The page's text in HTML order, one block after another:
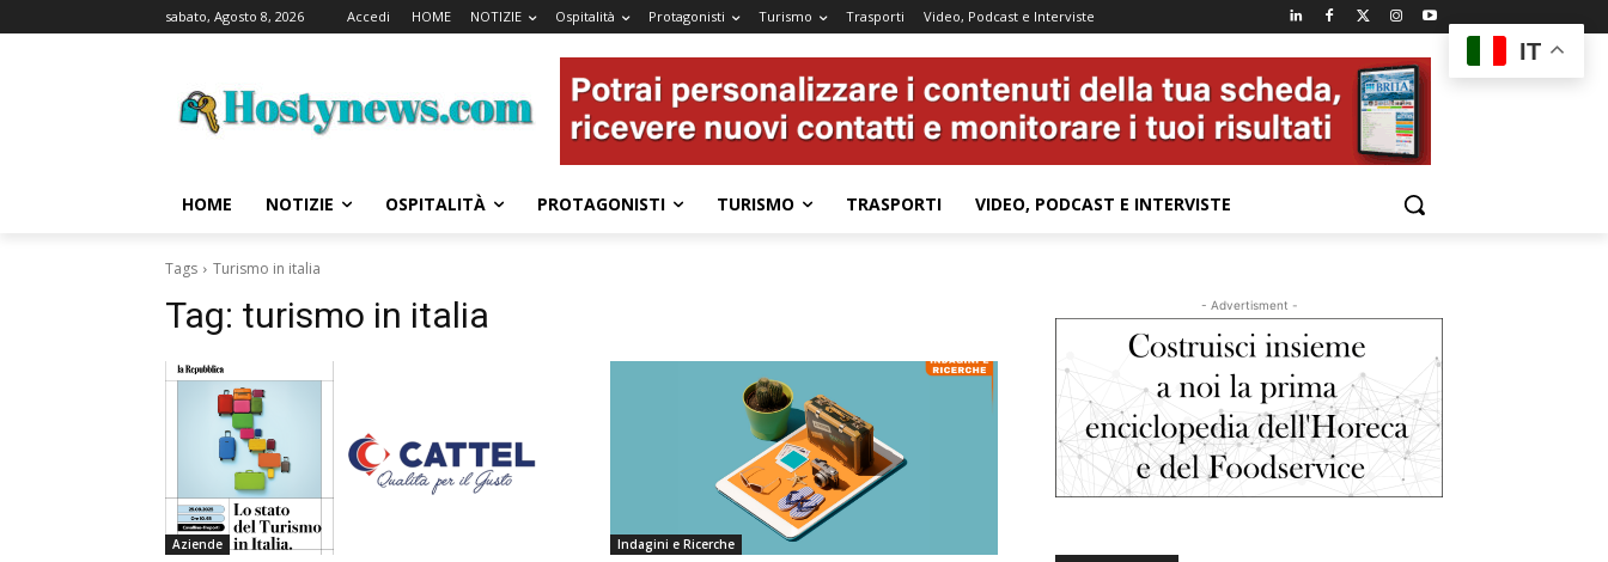
sabato, Agosto 8, 2026 Accedi HOME NOTIZIE Ospitalità Protagonisti Turismo Trasporti Video, Podcast e Interviste
HOME NOTIZIE OSPITALITÀ PROTAGONISTI TURISMO TRASPORTI VIDEO, PODCAST E INTERVISTE
Tags Turismo in italia
Tag: turismo in italia
Aziende Indagini e Ricerche
- Advertisment -
IT